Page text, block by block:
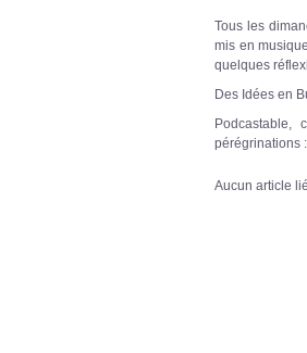
Tous les
mis en
quelques
Des Idées en
Podcastable,
pérégrinations
Aucun article lié